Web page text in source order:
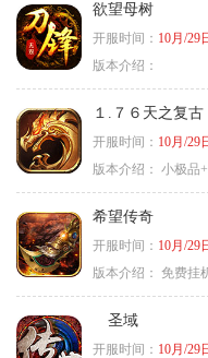
欲望母树
开服时间： 10月/29
版本介绍：
１.７６天之复古
开服时间： 10月/29
版本介绍： 小极品
希望传奇
开服时间： 10月/29
版本介绍： 免费挂
圣域
开服时间： 10月/29